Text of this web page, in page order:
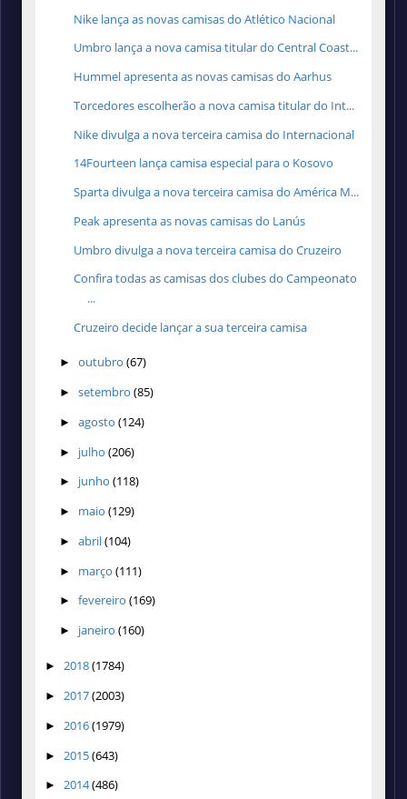
Nike lança as novas camisas do Atlético Nacional
Umbro lança a nova camisa titular do Central Coast...
Hummel apresenta as novas camisas do Aarhus
Torcedores escolherão a nova camisa titular do Int...
Nike divulga a nova terceira camisa do Internacional
14Fourteen lança camisa especial para o Kosovo
Sparta divulga a nova terceira camisa do América M...
Peak apresenta as novas camisas do Lanús
Umbro divulga a nova terceira camisa do Cruzeiro
Confira todas as camisas dos clubes do Campeonato
...
Cruzeiro decide lançar a sua terceira camisa
► outubro (67)
► setembro (85)
► agosto (124)
► julho (206)
► junho (118)
► maio (129)
► abril(104)
► março (111)
► fevereiro (169)
► janeiro (160)
► 2018(1784)
► 2017(2003)
► 2016(1979)
► 2015(643)
► 2014(486)